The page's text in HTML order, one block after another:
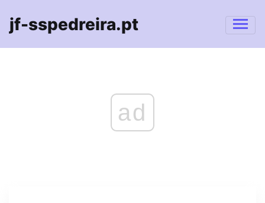
jf-sspedreira.pt
ad